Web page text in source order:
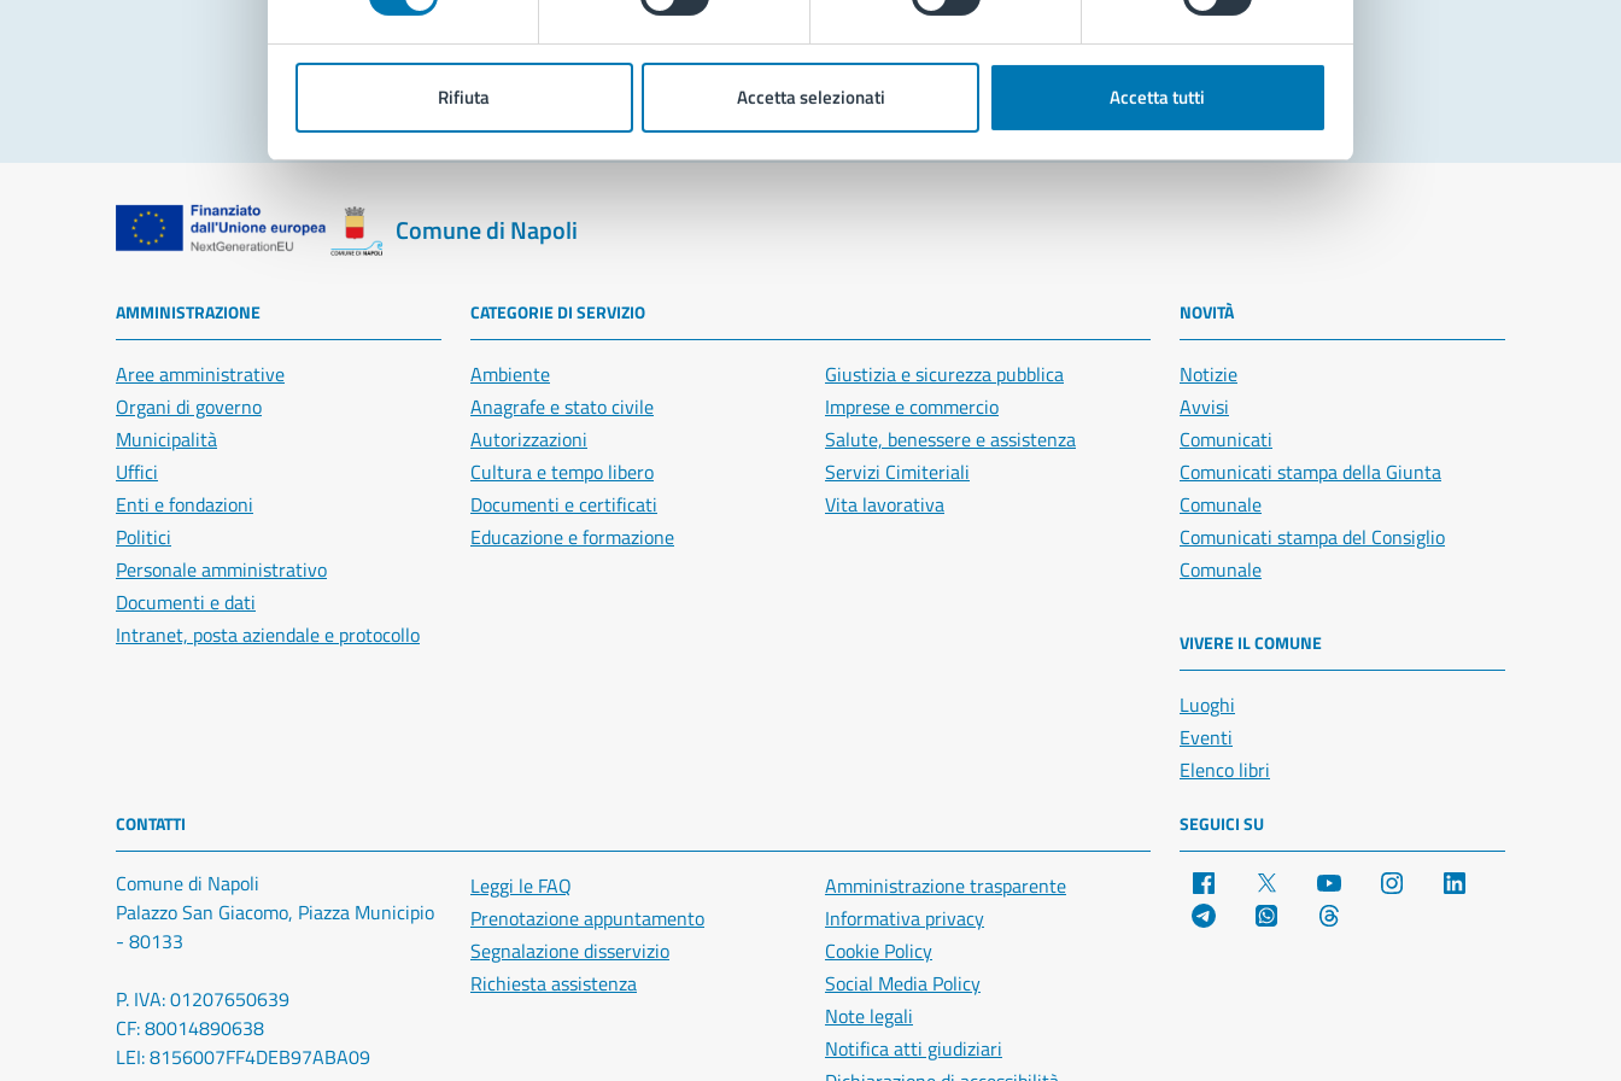
Rifiuta Accetta selezionati Accetta tutti
Segnala disservizio
Comune di Napoli
AMMINISTRAZIONE
Aree amministrative
Organi di governo
Municipalità
Uffici
Enti e fondazioni
Politici
Personale amministrativo
Documenti e dati
Intranet, posta aziendale e protocollo
CATEGORIE DI SERVIZIO
Ambiente
Anagrafe e stato civile
Autorizzazioni
Cultura e tempo libero
Documenti e certificati
Educazione e formazione
Giustizia e sicurezza pubblica
Imprese e commercio
Salute, benessere e assistenza
Servizi Cimiteriali
Vita lavorativa
NOVITÀ
Notizie
Avvisi
Comunicati
Comunicati stampa della Giunta
Comunale
Comunicati stampa del Consiglio
Comunale
VIVERE IL COMUNE
Luoghi
Eventi
Elenco libri
CONTATTI
Comune di Napoli
Palazzo San Giacomo, Piazza Municipio
- 80133
P. IVA: 01207650639
CF: 80014890638
LEI: 8156007FF4DEB97ABA09
Leggi le FAQ
Prenotazione appuntamento
Segnalazione disservizio
Richiesta assistenza
Amministrazione trasparente
Informativa privacy
Cookie Policy
Social Media Policy
Note legali
Notifica atti giudiziari
SEGUICI SU
Facebook YouTube Instagram
Telegram WhatsApp